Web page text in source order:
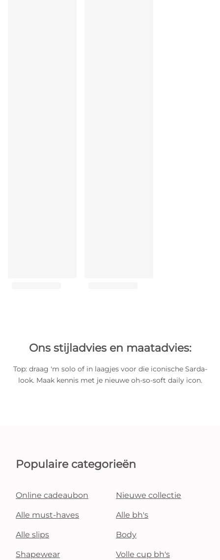
Ons stijladvies en maatadvies:
Top: draag 'm solo of in laagjes voor die iconische Sarda-
look. Maak kennis met je nieuwe oh-so-soft daily icon.
Populaire categorieën
Online cadeaubon Nieuwe collectie
Alle must-haves Alle bh's
Alle slips Body
Shapewear Volle cup bh's